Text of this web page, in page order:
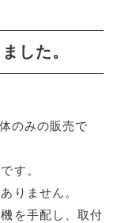
した。
のみの販売で
す。
りません。
を手配し、取付